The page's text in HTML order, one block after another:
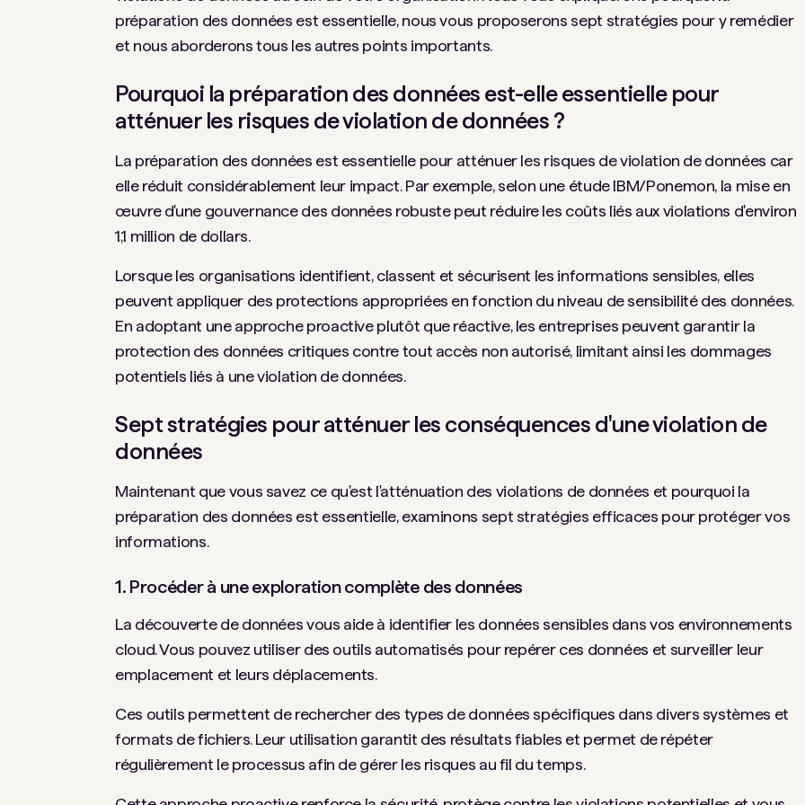
préparation des données est essentielle, nous vous proposerons sept stratégies pour y remédier
et nous aborderons tous les autres points importants.
Pourquoi la préparation des données est-elle essentielle pour
atténuer les risques de violation de données ?
La préparation des données est essentielle pour atténuer les risques de violation de données car
elle réduit considérablement leur impact. Par exemple, selon une étude IBM/Ponemon, la mise en
œuvre d'une gouvernance des données robuste peut réduire les coûts liés aux violations d'environ
1,1 million de dollars.
Lorsque les organisations identifient, classent et sécurisent les informations sensibles, elles
peuvent appliquer des protections appropriées en fonction du niveau de sensibilité des données.
En adoptant une approche proactive plutôt que réactive, les entreprises peuvent garantir la
protection des données critiques contre tout accès non autorisé, limitant ainsi les dommages
potentiels liés à une violation de données.
Sept stratégies pour atténuer les conséquences d'une violation de
données
Maintenant que vous savez ce qu'est l'atténuation des violations de données et pourquoi la
préparation des données est essentielle, examinons sept stratégies efficaces pour protéger vos
informations.
1. Procéder à une exploration complète des données
La découverte de données vous aide à identifier les données sensibles dans vos environnements
cloud. Vous pouvez utiliser des outils automatisés pour repérer ces données et surveiller leur
emplacement et leurs déplacements.
Ces outils permettent de rechercher des types de données spécifiques dans divers systèmes et
formats de fichiers. Leur utilisation garantit des résultats fiables et permet de répéter
régulièrement le processus afin de gérer les risques au fil du temps.